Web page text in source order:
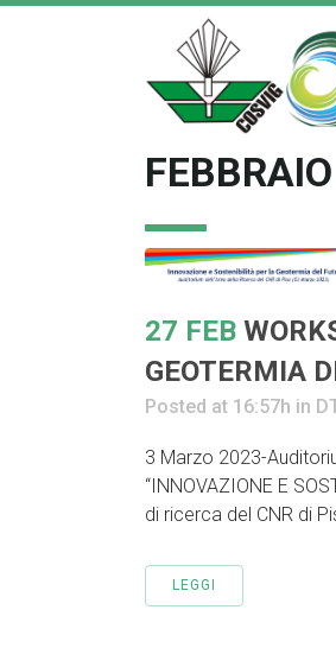
27 FEB
GEOTERMIA
Posted at 16:57h in
3 Marzo 2023-
“INNOVAZIONE E
di ricerca del CNR di
LEGGI